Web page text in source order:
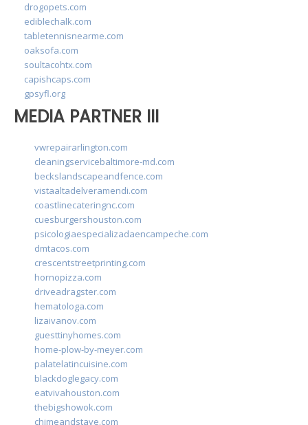
drogopets.com
ediblechalk.com
tabletennisnearme.com
oaksofa.com
soultacohtx.com
capishcaps.com
gpsyfl.org
MEDIA PARTNER III
vwrepairarlington.com
cleaningservicebaltimore-md.com
beckslandscapeandfence.com
vistaaltadelveramendi.com
coastlinecateringnc.com
cuesburgershouston.com
psicologiaespecializadaencampeche.com
dmtacos.com
crescentstreetprinting.com
hornopizza.com
driveadragster.com
hematologa.com
lizaivanov.com
guesttinyhomes.com
home-plow-by-meyer.com
palatelatincuisine.com
blackdoglegacy.com
eatvivahouston.com
thebigshowok.com
chimeandstave.com